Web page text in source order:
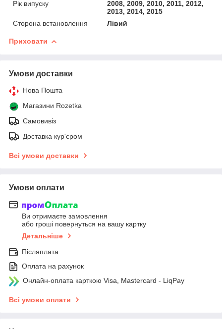
Рік випуску
2008, 2009, 2010, 2011, 2012,
2013, 2014, 2015
Сторона встановлення
Лівий
Приховати
Умови доставки
Нова Пошта
Магазини Rozetka
Самовивіз
Доставка кур'єром
Всі умови доставки
Умови оплати
Ви отримаєте замовлення
або гроші повернуться на вашу картку
Детальніше
Післяплата
Оплата на рахунок
Онлайн-оплата карткою Visa, Mastercard - LiqPay
Всі умови оплати